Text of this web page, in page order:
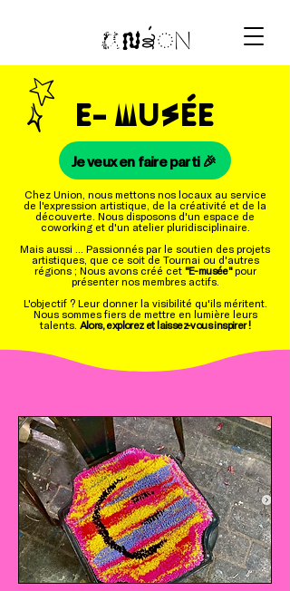
E- MUSÉE
Je veux en faire parti 🎉
Chez Union, nous mettons nos locaux au service
de l'expression artistique, de la créativité et de la
découverte. Nous disposons d'un espace de
coworking et d'un atelier pluridisciplinaire.
Mais aussi ... Passionnés par le soutien des projets
artistiques, que ce soit de Tournai ou d'autres
régions ; Nous avons créé cet "E-musée"pour
présenter nos membres actifs.
L'objectif ? Leur donner la visibilité qu'ils méritent.
Nous sommes fiers de mettre en lumière leurs
talents. Alors, explorez et laissez-vous inspirer !